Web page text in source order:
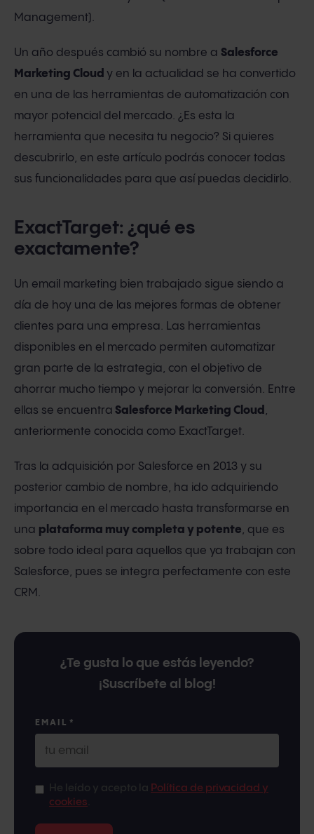
Management).
Un año después cambió su nombre a Salesforce
Marketing Cloud y en la actualidad se ha convertido
en una de las herramientas de automatización con
mayor potencial del mercado. ¿Es esta la
herramienta que necesita tu negocio? Si quieres
descubrirlo, en este artículo podrás conocer todas
sus funcionalidades para que así puedas decidirlo.
ExactTarget: ¿qué es
exactamente?
Un email marketing bien trabajado sigue siendo a
día de hoy una de las mejores formas de obtener
clientes para una empresa. Las herramientas
disponibles en el mercado permiten automatizar
gran parte de la estrategia, con el objetivo de
ahorrar mucho tiempo y mejorar la conversión. Entre
ellas se encuentra Salesforce Marketing Cloud ,
anteriormente conocida como ExactTarget.
Tras la adquisición por Salesforce en 2013 y su
posterior cambio de nombre, ha ido adquiriendo
importancia en el mercado hasta transformarse en
una plataforma muy completa y potente, que es
sobre todo ideal para aquellos que ya trabajan con
Salesforce, pues se integra perfectamente con este
CRM.
¿Te gusta lo que estás leyendo?
¡Suscríbete al blog!
EMAIL *
Política de privacidad y
cookies